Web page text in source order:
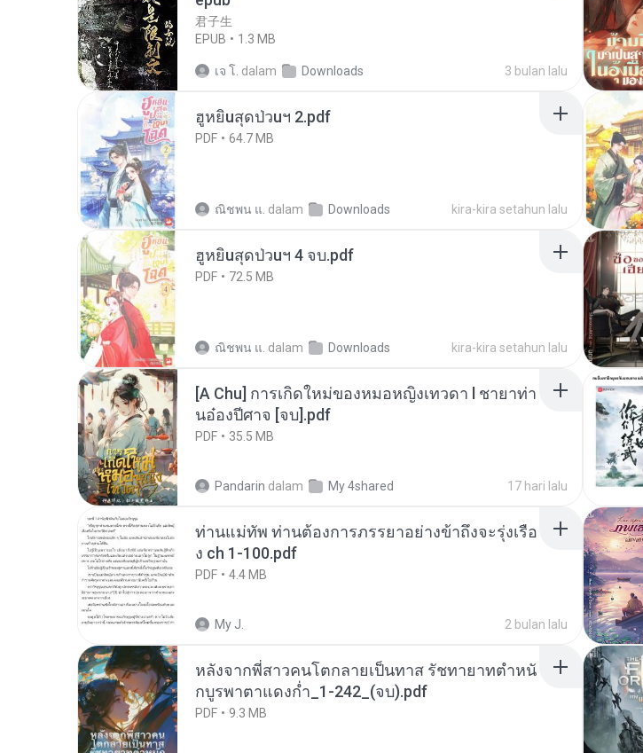
君子生
EPUB
1.3 MB
เจ โ. dalam Downloads 3 bulan lalu
ฮูหยิuสุดป่วuฯ 2.pdf
PDF 64.7 MB
ณิชพน แ. dalam Downloads kira-kira setahun lalu
ฮูหยิuสุดป่วuฯ 4 จบ.pdf
PDF 72.5 MB
ณิชพน แ. dalam Downloads kira-kira setahun lalu
[A Chu] การเกิดใหม่ของหมอหญิงเทวดา l ชายาท่า
นอ๋องปีศาจ [จบ].pdf
PDF 35.5 MB
Pandarin dalam My 4shared 17 hari lalu
ท่านแม่ทัพ ท่านต้องการภรรยาอย่างข้าถึงจะรุ่งเรือ
ง ch 1-100.pdf
PDF 4.4 MB
My J. 2 bulan lalu
หลังจากพี่สาวคนโตกลายเป็นทาส รัชทายาทตำหนั
กบูรพาตาแดงก่ำ_1-242_(จบ).pdf
PDF 9.3 MB